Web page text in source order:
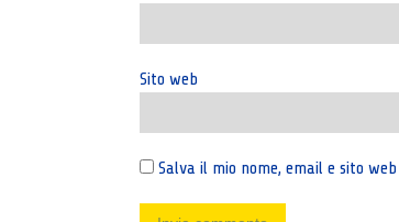
Sito web
Salva il mio nome, email e sito